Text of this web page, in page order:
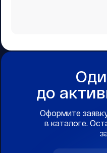
до
Оформите
в каталоге.